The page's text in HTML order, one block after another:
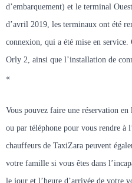
d’embarquement) et le terminal
d’avril 2019, les terminaux ont été
connexion, qui a été mise en
Orly 2, ainsi que l’installation de
«
Vous pouvez faire une réservation en
ou par téléphone pour vous rendre à
chauffeurs de TaxiZara peuvent
votre famille si vous êtes dans
le jour et l’heure d’arrivée de votre